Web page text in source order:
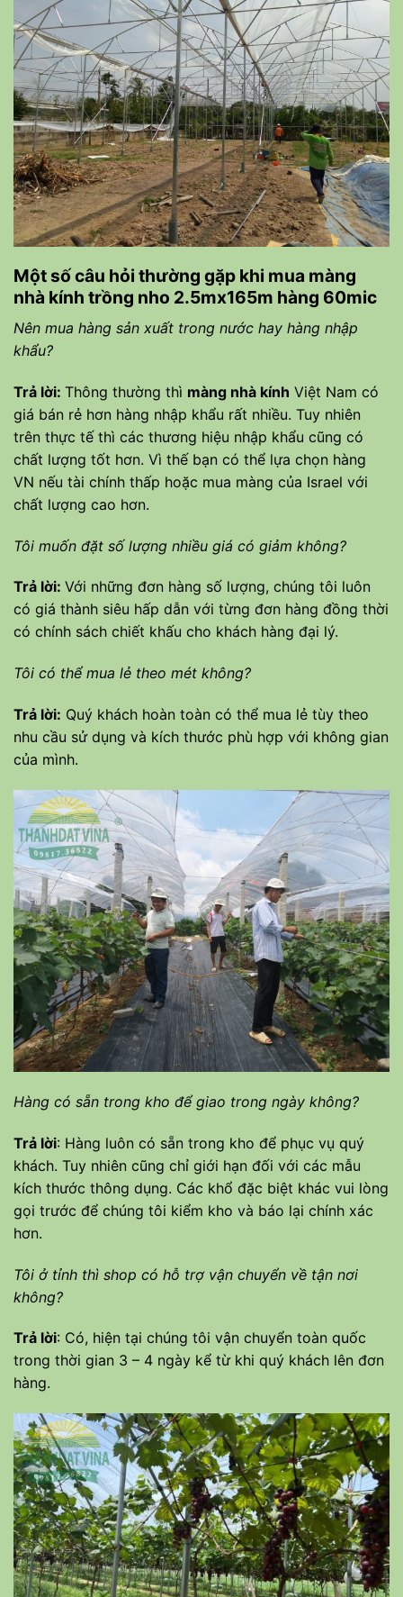
Một số câu hỏi thường gặp khi mua màng
nhà kính trồng nho 2.5mx165m hàng 60mic
Nên mua hàng sản xuất trong nước hay hàng nhập
khẩu?
Trả lời: Thông thường thì màng nhà kính Việt Nam có
giá bán rẻ hơn hàng nhập khẩu rất nhiều. Tuy nhiên
trên thực tế thì các thương hiệu nhập khẩu cũng có
chất lượng tốt hơn. Vì thế bạn có thể lựa chọn hàng
VN nếu tài chính thấp hoặc mua màng của Israel với
chất lượng cao hơn.
Tôi muốn đặt số lượng nhiều giá có giảm không?
Trả lời: Với những đơn hàng số lượng, chúng tôi luôn
có giá thành siêu hấp dẫn với từng đơn hàng đồng thời
có chính sách chiết khấu cho khách hàng đại lý.
Tôi có thể mua lẻ theo mét không?
Trả lời: Quý khách hoàn toàn có thể mua lẻ tùy theo
nhu cầu sử dụng và kích thước phù hợp với không gian
của mình.
Hàng có sẵn trong kho để giao trong ngày không?
Trả lời: Hàng luôn có sẵn trong kho để phục vụ quý
khách. Tuy nhiên cũng chỉ giới hạn đối với các mẫu
kích thước thông dụng. Các khổ đặc biệt khác vui lòng
gọi trước để chúng tôi kiểm kho và báo lại chính xác
hơn.
Tôi ở tỉnh thì shop có hỗ trợ vận chuyển về tận nơi
không?
Trả lời: Có, hiện tại chúng tôi vận chuyển toàn quốc
trong thời gian 3 – 4 ngày kể từ khi quý khách lên đơn
hàng.